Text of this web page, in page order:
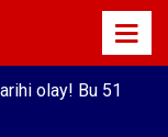
olay! Bu 51